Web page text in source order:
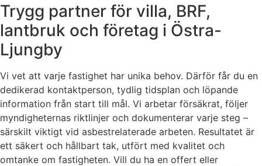
Trygg partner för villa, BRF,
lantbruk och företag i Östra-
Ljungby
Vi vet att varje fastighet har unika behov. Därför får du en
dedikerad kontaktperson, tydlig tidsplan och löpande
information från start till mål. Vi arbetar försäkrat, följer
myndigheternas riktlinjer och dokumenterar varje steg –
särskilt viktigt vid asbestrelaterade arbeten. Resultatet är
ett säkert och hållbart tak, utfört med kvalitet och
omtanke om fastigheten. Vill du ha en offert eller